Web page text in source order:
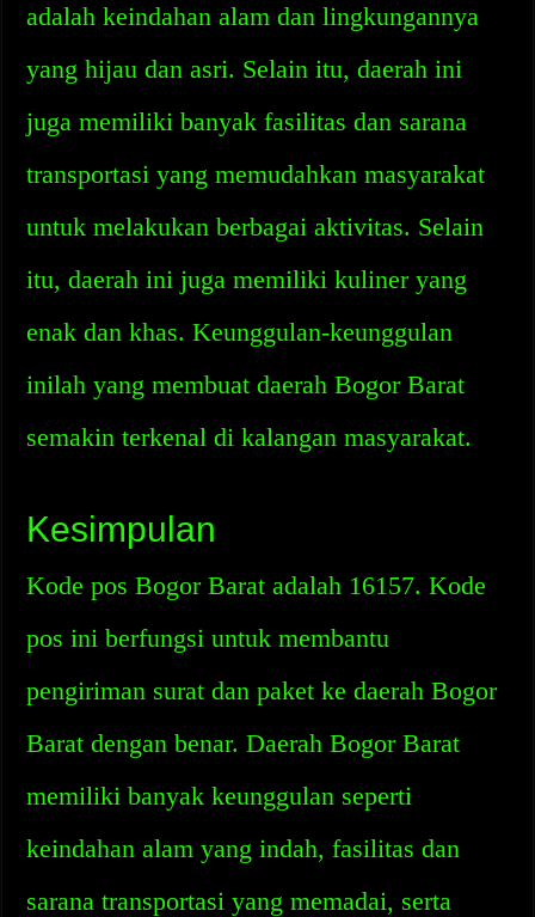
adalah keindahan alam dan lingkungannya
yang hijau dan asri. Selain itu, daerah ini
juga memiliki banyak fasilitas dan sarana
transportasi yang memudahkan masyarakat
untuk melakukan berbagai aktivitas. Selain
itu, daerah ini juga memiliki kuliner yang
enak dan khas. Keunggulan-keunggulan
inilah yang membuat daerah Bogor Barat
semakin terkenal di kalangan masyarakat.
Kesimpulan
Kode pos Bogor Barat adalah 16157. Kode
pos ini berfungsi untuk membantu
pengiriman surat dan paket ke daerah Bogor
Barat dengan benar. Daerah Bogor Barat
memiliki banyak keunggulan seperti
keindahan alam yang indah, fasilitas dan
sarana transportasi yang memadai, serta